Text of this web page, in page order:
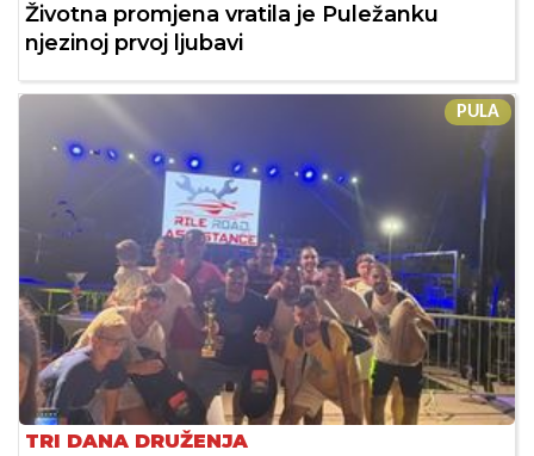
Životna promjena vratila je Puležanku
njezinoj prvoj ljubavi
PULA
TRI DANA DRUŽENJA